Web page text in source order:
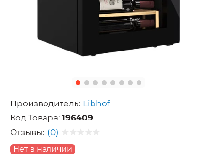
Производитель: Libhof
Код Товара: 196409
Отзывы: (0)
Нет в наличии